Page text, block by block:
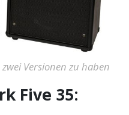
Versionen zu haben
Five 35: